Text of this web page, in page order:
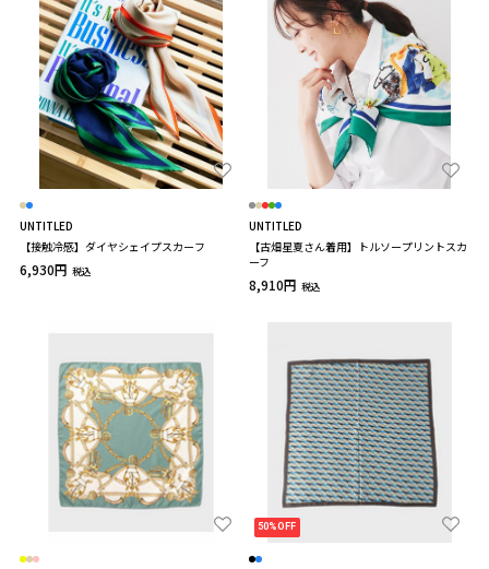
UNTITLED
【接触冷感】ダイヤシェイプスカーフ
6,930円 税込
UNTITLED
【古畑星夏さん着用】トルソープリントスカ
ーフ
8,910円 税込
50%OFF